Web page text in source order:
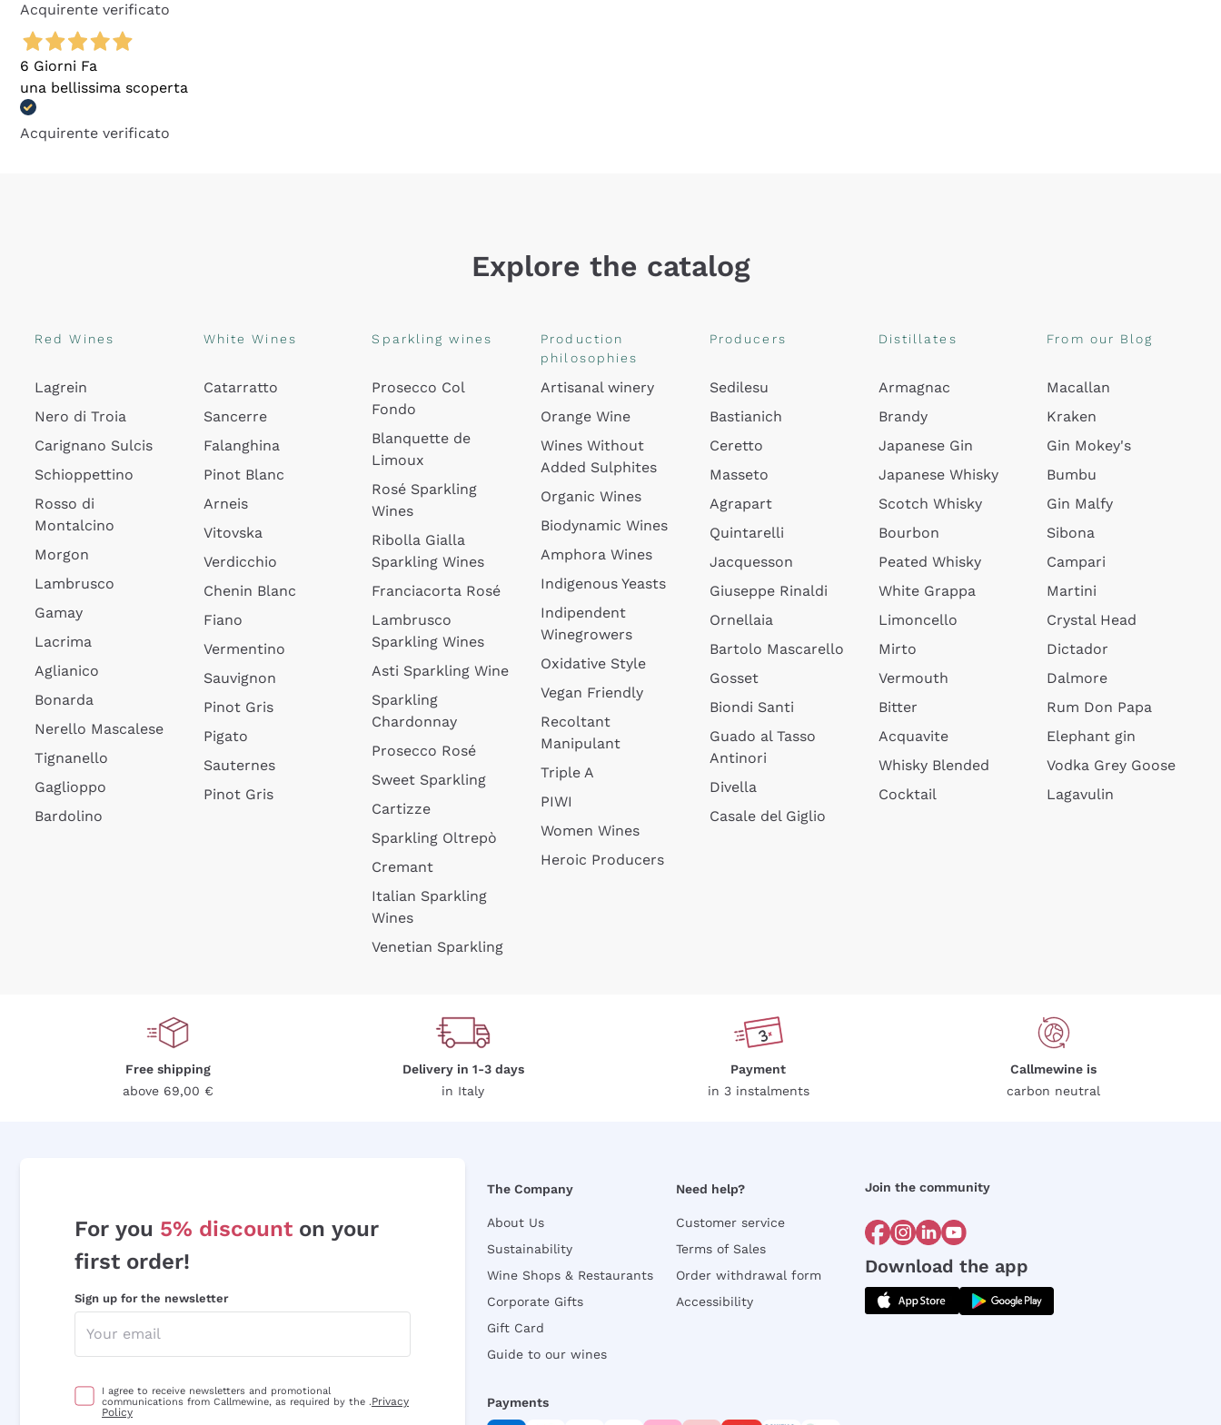
Acquirente verificato
6 Giorni Fa
una bellissima scoperta
Acquirente verificato
Explore the catalog
Red Wines
Lagrein
Nero di Troia
Carignano Sulcis
Schioppettino
Rosso di
Montalcino
Morgon
Lambrusco
Gamay
Lacrima
Aglianico
Bonarda
Nerello Mascalese
Tignanello
Gaglioppo
Bardolino
White Wines
Catarratto
Sancerre
Falanghina
Pinot Blanc
Arneis
Vitovska
Verdicchio
Chenin Blanc
Fiano
Vermentino
Sauvignon
Pinot Gris
Pigato
Sauternes
Pinot Gris
Sparkling wines
Prosecco Col
Fondo
Blanquette de
Limoux
Rosé Sparkling
Wines
Ribolla Gialla
Sparkling Wines
Franciacorta Rosé
Lambrusco
Sparkling Wines
Asti Sparkling Wine
Sparkling
Chardonnay
Prosecco Rosé
Sweet Sparkling
Cartizze
Sparkling Oltrepò
Cremant
Italian Sparkling
Wines
Venetian Sparkling
Production
philosophies
Artisanal winery
Orange Wine
Wines Without
Added Sulphites
Organic Wines
Biodynamic Wines
Amphora Wines
Indigenous Yeasts
Indipendent
Winegrowers
Oxidative Style
Vegan Friendly
Recoltant
Manipulant
Triple A
PIWI
Women Wines
Heroic Producers
Producers
Sedilesu
Bastianich
Ceretto
Masseto
Agrapart
Quintarelli
Jacquesson
Giuseppe Rinaldi
Ornellaia
Bartolo Mascarello
Gosset
Biondi Santi
Guado al Tasso
Antinori
Divella
Casale del Giglio
Distillates
Armagnac
Brandy
Japanese Gin
Japanese Whisky
Scotch Whisky
Bourbon
Peated Whisky
White Grappa
Limoncello
Mirto
Vermouth
Bitter
Acquavite
Whisky Blended
Cocktail
From our Blog
Macallan
Kraken
Gin Mokey's
Bumbu
Gin Malfy
Sibona
Campari
Martini
Crystal Head
Dictador
Dalmore
Rum Don Papa
Elephant gin
Vodka Grey Goose
Lagavulin
Free shipping
above 69,00 €
Delivery in 1-3 days
in Italy
Payment
in 3 instalments
Callmewine is
carbon neutral
For you 5% discount on your
first order!
Sign up for the newsletter
I agree to receive newsletters and promotional
communications from Callmewine, as required by the .Privacy
Policy
The Company
About Us
Sustainability
Wine Shops & Restaurants
Corporate Gifts
Gift Card
Guide to our wines
Need help?
Customer service
Terms of Sales
Order withdrawal form
Accessibility
Join the community
Download the app
Payments